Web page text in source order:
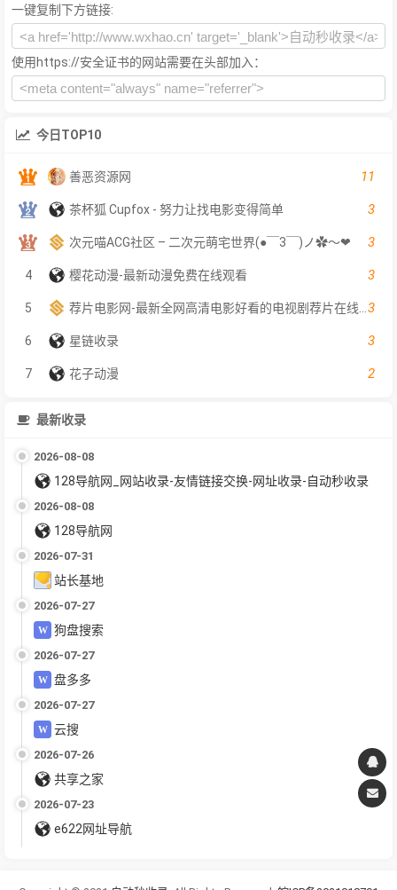
一键复制下方链接:
使用https://安全证书的网站需要在头部加入：
今日TOP10
善恶资源网 11
茶杯狐 Cupfox - 努力让找电影变得简单 3
次元喵ACG社区 – 二次元萌宅世界(●￣3￣)ノ✿～❤ 3
4 樱花动漫-最新动漫免费在线观看 3
5 3
6 星链收录 3
7 花子动漫 2
最新收录
2026-08-08
128导航网_网站收录-友情链接交换-网址收录-自动秒收录
2026-08-08
128导航网
2026-07-31
站长基地
2026-07-27
狗盘搜索
2026-07-27
盘多多
2026-07-27
云搜
2026-07-26
共享之家
2026-07-23
e622网址导航